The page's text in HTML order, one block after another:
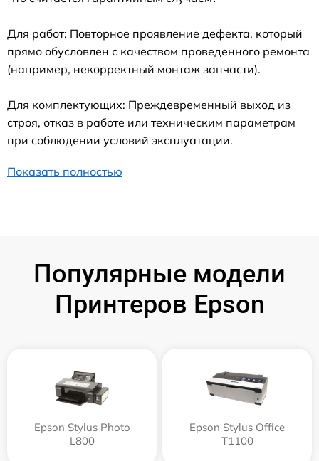
Для работ: Повторное проявление дефекта, который
прямо обусловлен с качеством проведенного ремонта
(например, некорректный монтаж запчасти).
Для комплектующих: Преждевременный выход из
строя, отказ в работе или техническим параметрам
при соблюдении условий эксплуатации.
Показать полностью
Популярные модели
Принтеров Epson
Epson Stylus Photo
L800
Epson Stylus Office
T1100